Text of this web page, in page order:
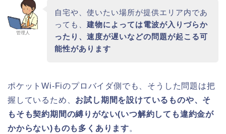
管理人
自宅や、使いたい場所が提供エリア内であ
っても、 建物によっては電波が入りづらか
ったり、速度が遅いなどの問題が起こる可
能性があります
ポケットWi-Fiのプロバイダ側でも、そうした問題は把
握しているため、 お試し期間を設けているものや、そ
もそも契約期間の縛りがない(いつ解約しても違約金が
かからない)ものも多くあります。